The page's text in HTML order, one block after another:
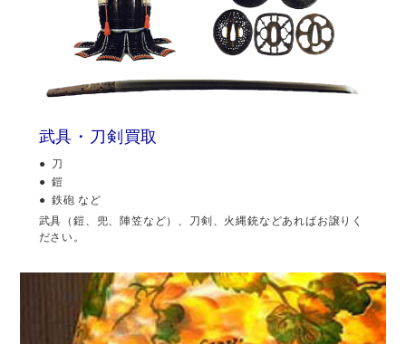
武具・刀剣買取
刀
鎧
鉄砲 など
武具（鎧、兜、陣笠など）、刀剣、火縄銃などあればお譲りく
ださい。